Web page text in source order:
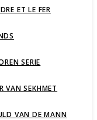
ET LE FER
SERIE
VAN SEKHMET
VAN DE MANN